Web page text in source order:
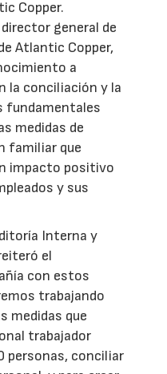
Copper.
general de
Atlantic Copper,
a
la conciliación y la
fundamentales
medidas de
familiar que
impacto positivo
y sus
Interna y
el
con estos
trabajando
medidas que
trabajador
personas, conciliar